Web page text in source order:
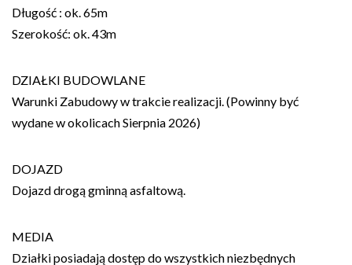
Długość : ok. 65m
Szerokość: ok. 43m
DZIAŁKI BUDOWLANE
Warunki Zabudowy w trakcie realizacji. (Powinny być
wydane w okolicach Sierpnia 2026)
DOJAZD
Dojazd drogą gminną asfaltową.
MEDIA
Działki posiadają dostęp do wszystkich niezbędnych